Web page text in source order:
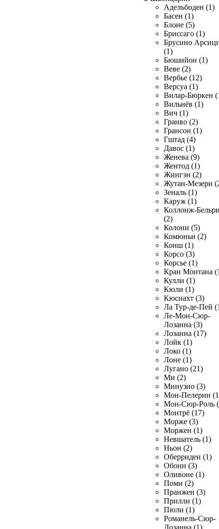
Адельбоден (1)
Басен (1)
Блоне (5)
Бриссаго (1)
Брусино
(1)
Бюшийон (1)
Веве (2)
Вербье (12)
Версуа (1)
Вилар-Бюркен
Вильнёв (1)
Вич (1)
Гранво (2)
Грансон (1)
Гштад (4)
Давос (1)
Женева (9)
Жентод (1)
Жингэн (2)
Жутан-Мезери
Зеналь (1)
Каруж (1)
Коллонж-
(2)
Колони (5)
Комюньи (2)
Конш (1)
Корсо (3)
Корсье (1)
Кран Монтана
Кулли (1)
Кюли (1)
Кюснахт (3)
Ла Тур-де-Пей
Ле-Мон-Сюр-
Лозанна (3)
Лозанна (17)
Лойк (1)
Локо (1)
Лоне (1)
Лугано (21)
Ми (2)
Минузио (3)
Мон-Пелерин
Мон-Сюр-Роль
Монтрё (17)
Морже (3)
Моржен (1)
Невшатель (1)
Ньон (2)
Оберриден (1)
Обонн (3)
Оливоне (1)
Поми (2)
Пранжен (3)
Прилли (1)
Пюли (1)
Романель-Сюр-
Лозанна (1)